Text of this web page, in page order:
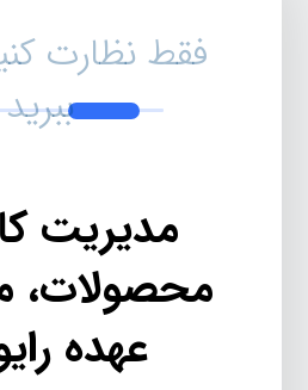
فقط نظارت
ببرید
مدیریت
محصولات،
عهده